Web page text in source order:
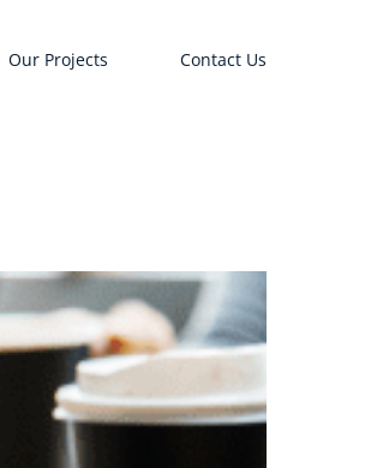
Our Projects Contact Us